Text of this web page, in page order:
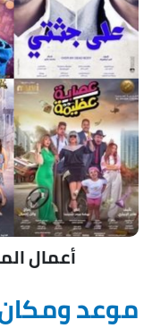
أعمال
موعد